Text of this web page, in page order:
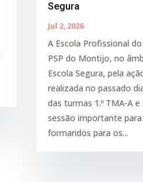
Segura
Jul 2, 2026
A Escola Profissional
PSP do Montijo, no
Escola Segura, pela
realizada no passado
das turmas 1.º TMA-A e
sessão importante
formandos para os...